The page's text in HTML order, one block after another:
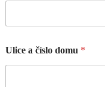
Ulice a číslo domu *